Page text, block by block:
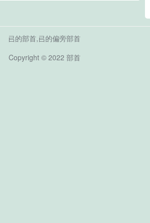
㠯的部首,㠯的偏旁部首
Copyright © 2022 部首